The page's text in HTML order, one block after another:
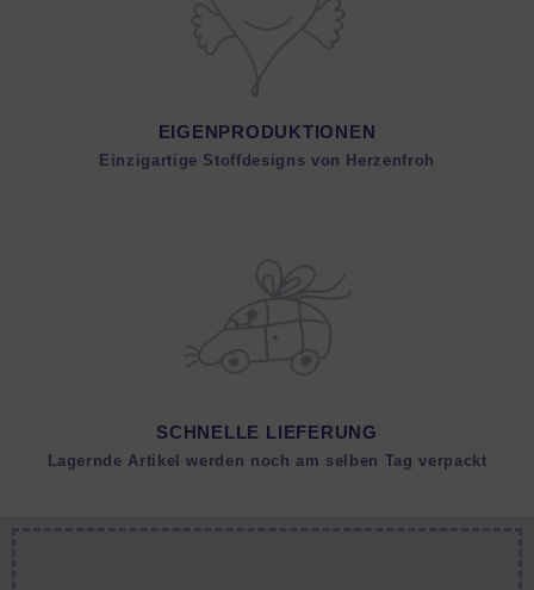
EIGENPRODUKTIONEN
Einzigartige Stoffdesigns von Herzenfroh
SCHNELLE LIEFERUNG
Lagernde Artikel werden noch am selben Tag verpackt